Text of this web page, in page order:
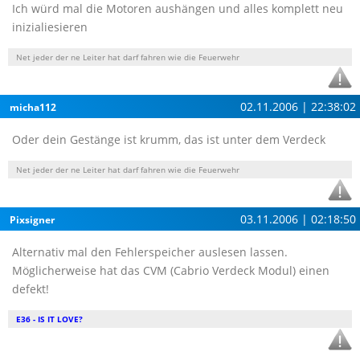
Ich würd mal die Motoren aushängen und alles komplett neu
inizialiesieren
Net jeder der ne Leiter hat darf fahren wie die Feuerwehr
micha112 02.11.2006 | 22:38:02
Oder dein Gestänge ist krumm, das ist unter dem Verdeck
Net jeder der ne Leiter hat darf fahren wie die Feuerwehr
Pixsigner 03.11.2006 | 02:18:50
Alternativ mal den Fehlerspeicher auslesen lassen.
Möglicherweise hat das CVM (Cabrio Verdeck Modul) einen
defekt!
E36 - IS IT LOVE?